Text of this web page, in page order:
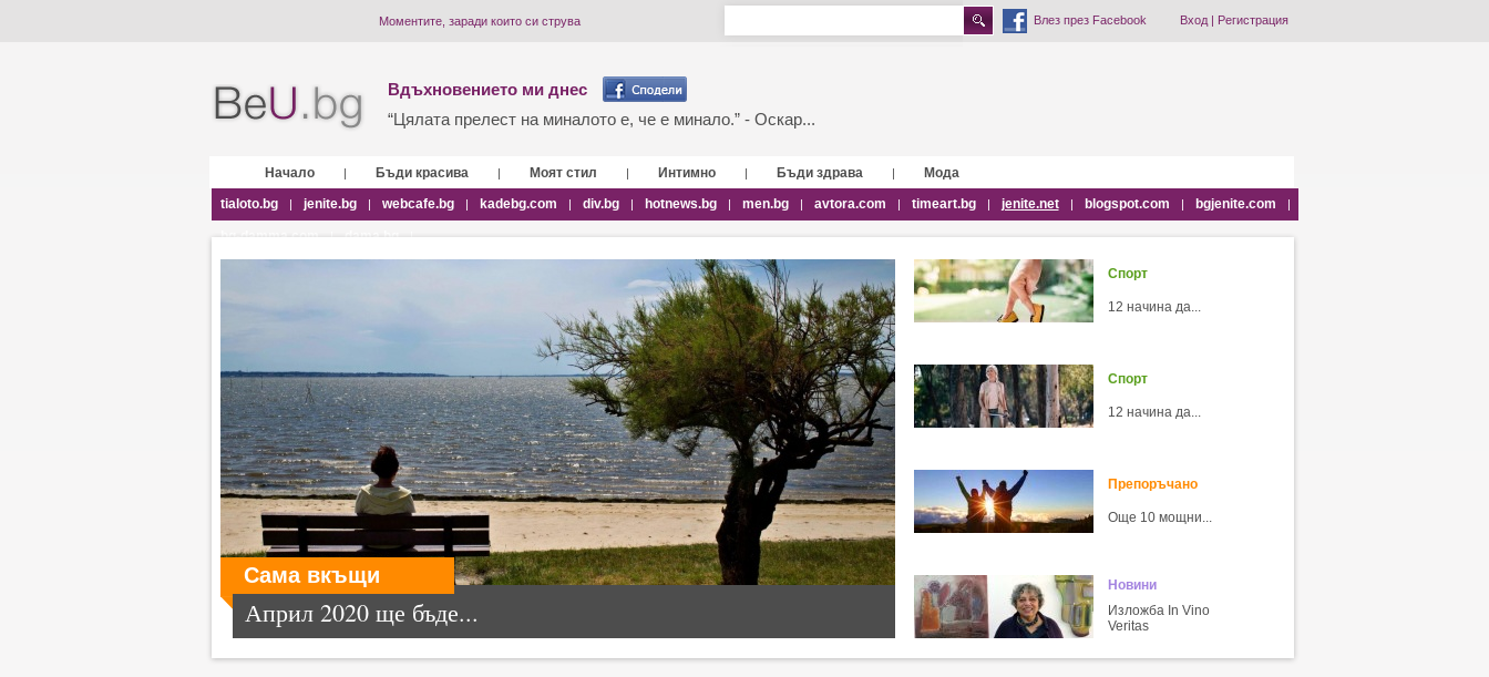
Моментите, заради които си струва Влез през Facebook Вход| Регистрация
Вдъхновението ми днес
“Цялата прелест на миналото е, че е минало.” - Оскар...
Начало | Бъди красива | Моят стил | Интимно | Бъди здрава |
Мода
tialoto.bg
| jenite.bg | webcafe.bg | kadebg.com | div.bg | hotnews.bg | men.bg | avtora.com | timeart.bg | jenite.net | blogspot.com | bgjenite.com |
bg-damma.com | dama.bg |
Сама вкъщи
Април 2020 ще бъде...
Спорт
12 начина да...
Спорт
12 начина да...
Препоръчано
Още 10 мощни...
Новини
Изложба In Vino
Veritas